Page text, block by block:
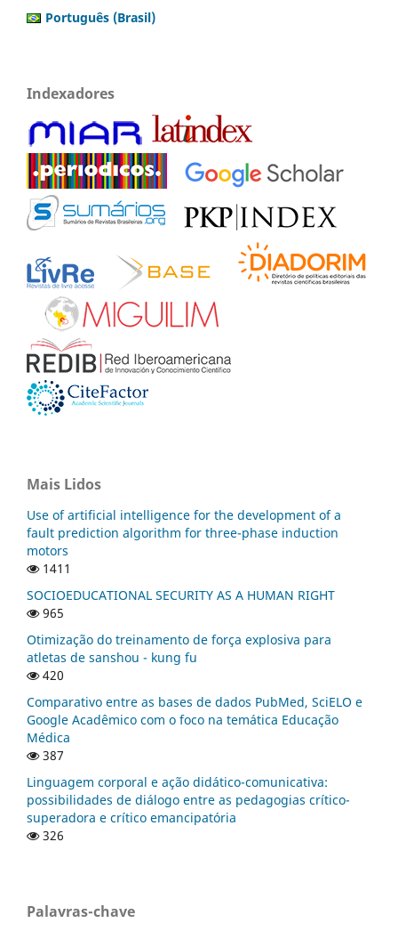
Português (Brasil)
Indexadores
Mais Lidos
Use of artificial intelligence for the development of a
fault prediction algorithm for three-phase induction
motors
1411
SOCIOEDUCATIONAL SECURITY AS A HUMAN RIGHT
965
Otimização do treinamento de força explosiva para
atletas de sanshou - kung fu
420
Comparativo entre as bases de dados PubMed, SciELO e
Google Acadêmico com o foco na temática Educação
Médica
387
Linguagem corporal e ação didático-comunicativa:
possibilidades de diálogo entre as pedagogias crítico-
superadora e crítico emancipatória
326
Palavras-chave